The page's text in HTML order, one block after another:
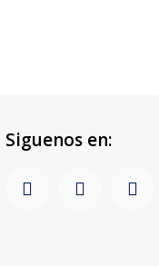
Siguenos en: